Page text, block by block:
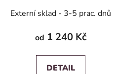
Externí sklad - 3-5 prac. dnů
od 1 240 Kč
DETAIL